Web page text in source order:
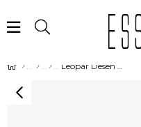
Leopar Desen Baskılı Siyah Beyaz Tunik Siyah